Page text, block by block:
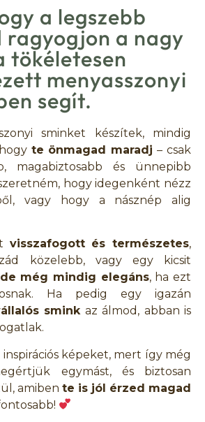
a legszebb
ragyogjon a nagy
tökéletesen
menyasszonyi
segít.
sminket készítek, mindig
te önmagad maradj – csak
magabiztosabb és ünnepibb
hogy idegenként nézz
vagy hogy a násznép alig
visszafogott és természetes,
közelebb, vagy egy kicsit
még mindig elegáns, ha ezt
Ha pedig egy igazán
sminkaz álmod, abban is
képeket, mert így még
egymást, és biztosan
amiben te is jól érzed magad